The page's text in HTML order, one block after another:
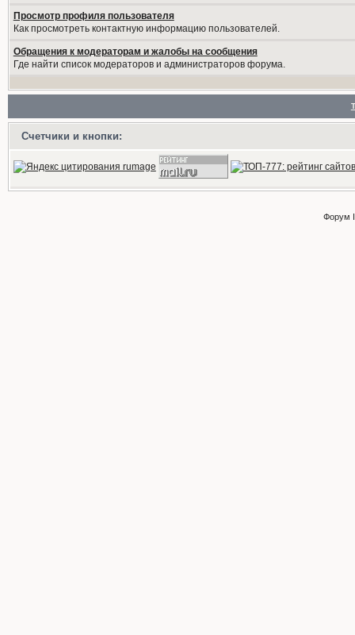
Просмотр профиля пользователя
Как просмотреть контактную информацию пользователей.
Обращения к модераторам и жалобы на сообщения
Где найти список модераторов и администраторов форума.
Счетчики и кнопки:
Форум